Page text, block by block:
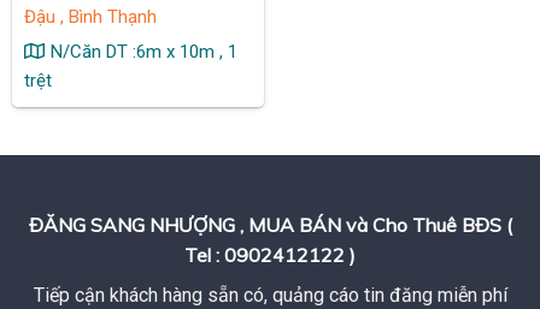
Đậu , Bình Thạnh
N/Căn DT :6m x 10m , 1
trệt
ĐĂNG SANG NHƯỢNG , MUA BÁN và Cho Thuê BĐS (
Tel : 0902412122 )
Tiếp cận khách hàng sẵn có, quảng cáo tin đăng miễn phí